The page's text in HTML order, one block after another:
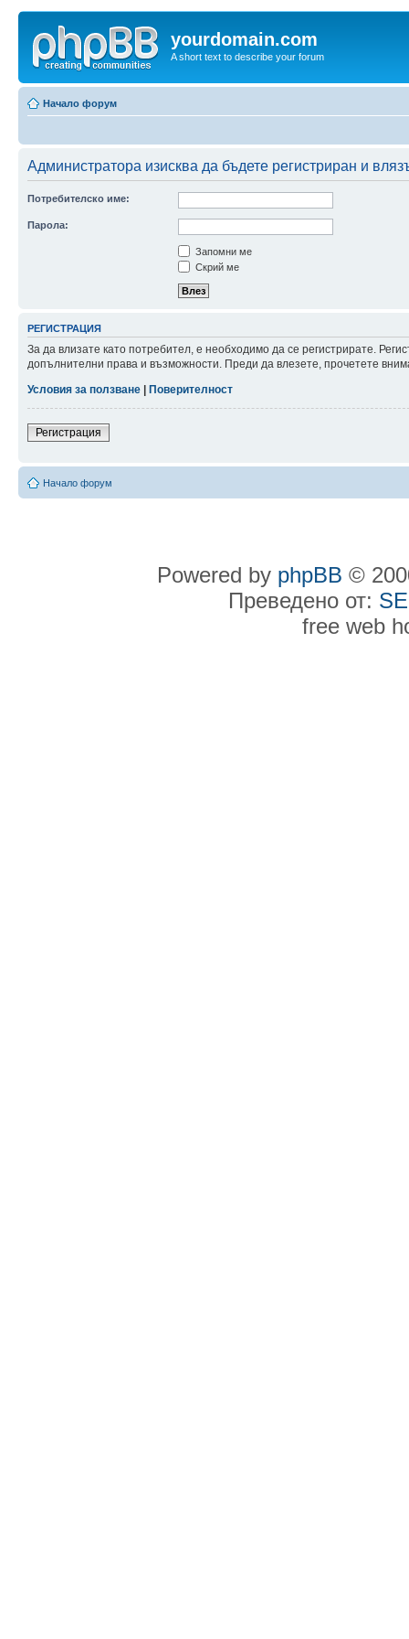
yourdomain.com
A short text to describe your forum
Начало форум
Администратора изисква да бъдете регистриран и
Потребителско име:
Парола:
Запомни ме
Скрий ме
РЕГИСТРАЦИЯ
За да влизате като потребител, е необходимо да се регистрирате.
допълнителни права и възможности. Преди да влезете, прочетете
Условия за ползване
Поверителност
Регистрация
Начало форум
Powered by phpBB ©
Преведено от:
free web